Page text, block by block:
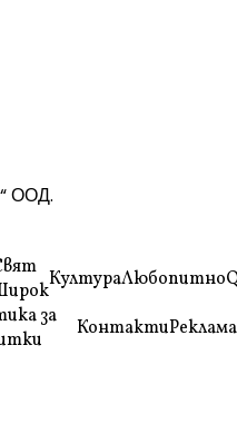
ООД.
КултураЛюбопитно
за
КонтактиРеклама